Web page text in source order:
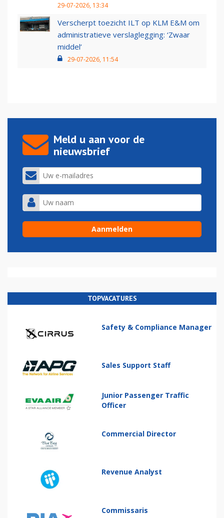
29-07-2026, 13:34
Verscherpt toezicht ILT op KLM E&M om
administratieve verslaglegging: ‘Zwaar
middel’
29-07-2026, 11:54
Meld u aan voor de
nieuwsbrief
TOPVACATURES
Safety & Compliance Manager
Sales Support Staff
Junior Passenger Traffic
Officer
Commercial Director
Revenue Analyst
Commissaris